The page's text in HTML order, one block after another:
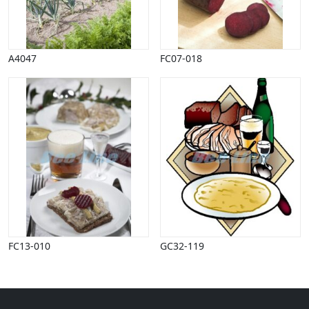
Halloween
Håndværk
Haven
Huse, bygninger
Jul
Kærlighed, bryllup
Kommunikation, nyhedsformidling
Køretøjer
Landbrug
Lov, orden
Lyd, billede
Mad, drikke
Mærkedage
Marked, kræmmere
Mennesker
Natur
A4047 FC07-018
FC13-010 GC32-119